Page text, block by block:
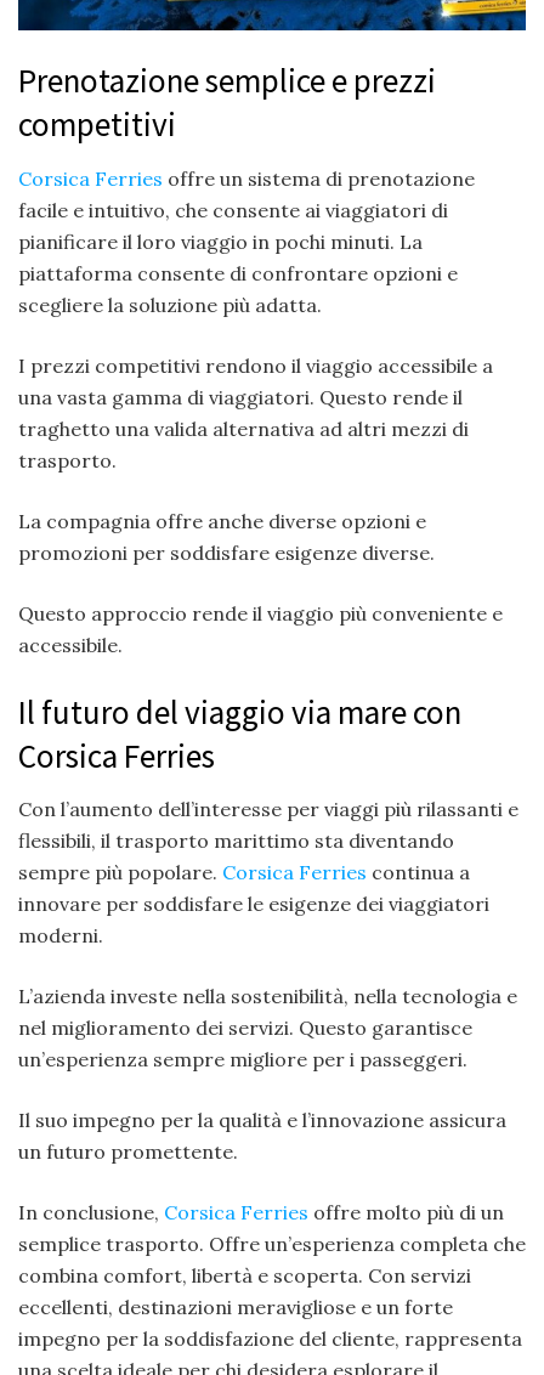
Prenotazione semplice e prezzi
competitivi
Corsica Ferries offre un sistema di prenotazione
facile e intuitivo, che consente ai viaggiatori di
pianificare il loro viaggio in pochi minuti. La
piattaforma consente di confrontare opzioni e
scegliere la soluzione più adatta.
I prezzi competitivi rendono il viaggio accessibile a
una vasta gamma di viaggiatori. Questo rende il
traghetto una valida alternativa ad altri mezzi di
trasporto.
La compagnia offre anche diverse opzioni e
promozioni per soddisfare esigenze diverse.
Questo approccio rende il viaggio più conveniente e
accessibile.
Il futuro del viaggio via mare con
Corsica Ferries
Con l’aumento dell’interesse per viaggi più rilassanti e
flessibili, il trasporto marittimo sta diventando
sempre più popolare. Corsica Ferries continua a
innovare per soddisfare le esigenze dei viaggiatori
moderni.
L’azienda investe nella sostenibilità, nella tecnologia e
nel miglioramento dei servizi. Questo garantisce
un’esperienza sempre migliore per i passeggeri.
Il suo impegno per la qualità e l’innovazione assicura
un futuro promettente.
In conclusione, Corsica Ferries offre molto più di un
semplice trasporto. Offre un’esperienza completa che
combina comfort, libertà e scoperta. Con servizi
eccellenti, destinazioni meravigliose e un forte
impegno per la soddisfazione del cliente, rappresenta